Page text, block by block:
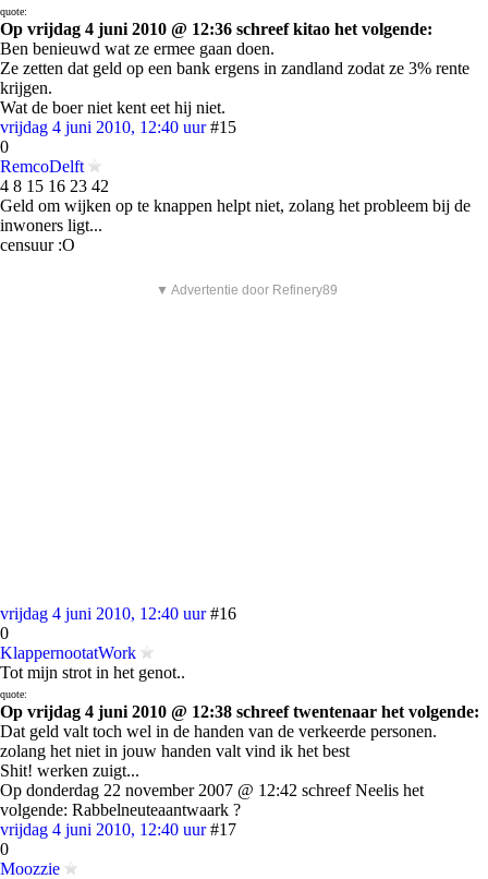
quote:
Op vrijdag 4 juni 2010 @ 12:36 schreef kitao het volgende:
Ben benieuwd wat ze ermee gaan doen.
Ze zetten dat geld op een bank ergens in zandland zodat ze 3% rente
krijgen.
Wat de boer niet kent eet hij niet.
vrijdag 4 juni 2010, 12:40 uur #15
0
RemcoDelft
4 8 15 16 23 42
Geld om wijken op te knappen helpt niet, zolang het probleem bij de
inwoners ligt...
censuur :O
▼ Advertentie door Refinery89
vrijdag 4 juni 2010, 12:40 uur #16
0
KlappernootatWork
Tot mijn strot in het genot..
quote:
Op vrijdag 4 juni 2010 @ 12:38 schreef twentenaar het volgende:
Dat geld valt toch wel in de handen van de verkeerde personen.
zolang het niet in jouw handen valt vind ik het best
Shit! werken zuigt...
Op donderdag 22 november 2007 @ 12:42 schreef Neelis het
volgende: Rabbelneuteaantwaark ?
vrijdag 4 juni 2010, 12:40 uur #17
0
Moozzie